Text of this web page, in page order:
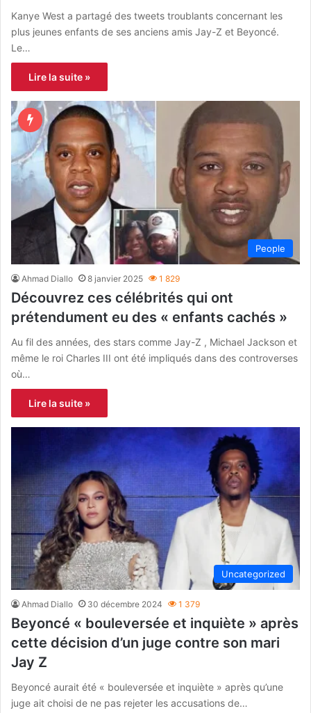
Kanye West a partagé des tweets troublants concernant les
plus jeunes enfants de ses anciens amis Jay-Z et Beyoncé.
Le…
Lire la suite »
People
Ahmad Diallo 8 janvier 2025 1 829
Découvrez ces célébrités qui ont
prétendument eu des « enfants cachés »
Au fil des années, des stars comme Jay-Z , Michael Jackson et
même le roi Charles III ont été impliqués dans des controverses
où…
Lire la suite »
Uncategorized
Ahmad Diallo 30 décembre 2024 1 379
Beyoncé « bouleversée et inquiète » après
cette décision d’un juge contre son mari
Jay Z
Beyoncé aurait été « bouleversée et inquiète » après qu’une
juge ait choisi de ne pas rejeter les accusations de…